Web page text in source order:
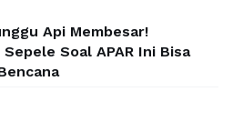
Api Membesar!
Sepele Soal APAR Ini Bisa